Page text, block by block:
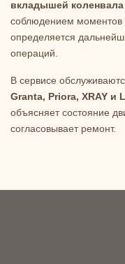
вкладышей коленвала
соблюдением моментов
определяется
операций.
В сервисе
Granta, Priora, XRAY и
объясняет состояние
согласовывает ремонт.